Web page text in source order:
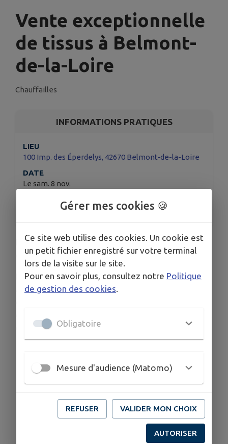
Vente exceptionnelle
de tissus à Belmont-
de-la-Loire
Chauffailles
INFORMATIONS PRATIQUES
LIEU
100 Imp. des Éperdelys, 42670 Belmont-de-la-Loire
DATE
Le sam. 8 nov.
De 08h00 à 18h00
L’Atelier L&B (Arnas, 69400), spécialisé dans la
confection de linge de maison haut de gamme.
Depuis le rachat de l’Atelier Bignon-Dervaux 1878
à Belmont-de-la-Loire, nous organisons une
exceptionnelle de tissus et chutes de grande
qualité
dans les locaux de l’atelier.
Gérer mes cookies 🍪
Ce site web utilise des cookies. Un cookie est
un petit fichier enregistré sur votre terminal
lors de la visite sur le site.
Pour en savoir plus, consultez notre Politique
de gestion des cookies
Obligatoire
Mesure d'audience (Matomo)
REFUSER VALIDER MON CHOIX
AUTORISER